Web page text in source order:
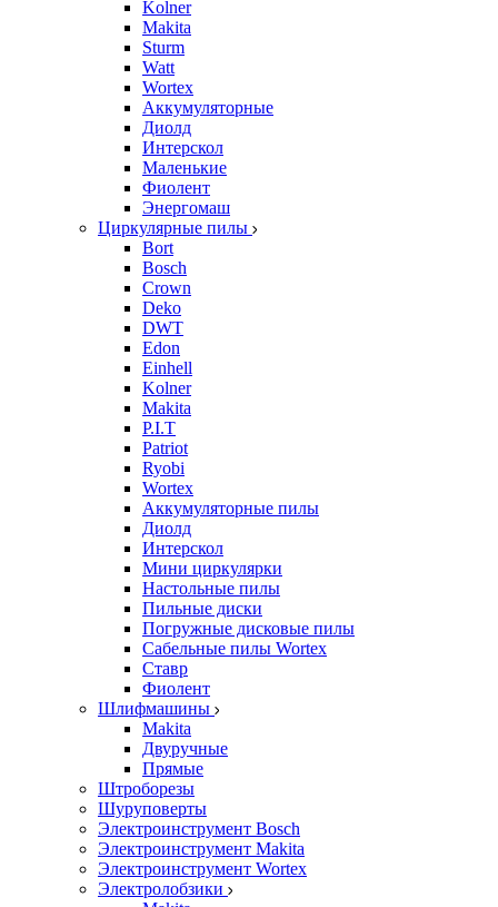
Kolner
Makita
Sturm
Watt
Wortex
Аккумуляторные
Диолд
Интерскол
Маленькие
Фиолент
Энергомаш
Циркулярные пилы
Bort
Bosch
Crown
Deko
DWT
Edon
Einhell
Kolner
Makita
P.I.T
Patriot
Ryobi
Wortex
Аккумуляторные пилы
Диолд
Интерскол
Мини циркулярки
Настольные пилы
Пильные диски
Погружные дисковые пилы
Сабельные пилы Wortex
Ставр
Фиолент
Шлифмашины
Makita
Двуручные
Прямые
Штроборезы
Шуруповерты
Электроинструмент Bosch
Электроинструмент Makita
Электроинструмент Wortex
Электролобзики